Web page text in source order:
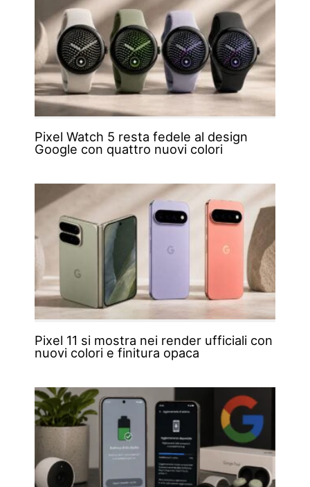
Pixel Watch 5 resta fedele al design
Google con quattro nuovi colori
Pixel 11 si mostra nei render ufficiali con
nuovi colori e finitura opaca